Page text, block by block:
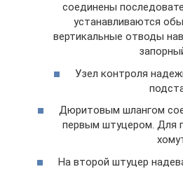
соединены
устанавливаются
вертикальные отводы
Узел контроля
Дюритовым шлангом
первым штуцером. Для
На второй штуцер